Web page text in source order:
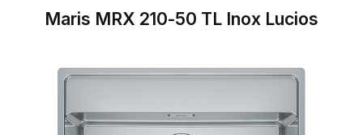
Maris MRX 210-50 TL Inox Lucios